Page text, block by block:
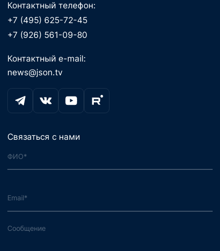
Контактный телефон:
+7 (495) 625-72-45
+7 (926) 561-09-80
Контактный e-mail:
news@json.tv
Связаться с нами